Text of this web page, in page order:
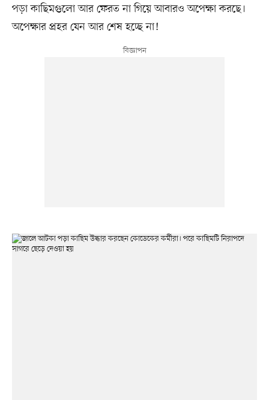
পড়া কাছিমগুলো আর ফেরত না গিয়ে আবারও অপেক্ষা করছে।
অপেক্ষার প্রহর যেন আর শেষ হচ্ছে না!